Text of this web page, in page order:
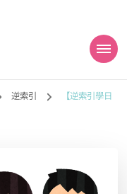
力試
逆索引
【逆索引學日